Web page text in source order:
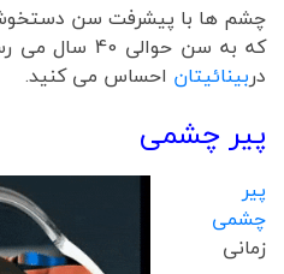
چشم ها با پیشرفت سن
که به سن
دربینائیتان احساس می کنید.
پیر چشمی
پیر
چشمی
زمانی